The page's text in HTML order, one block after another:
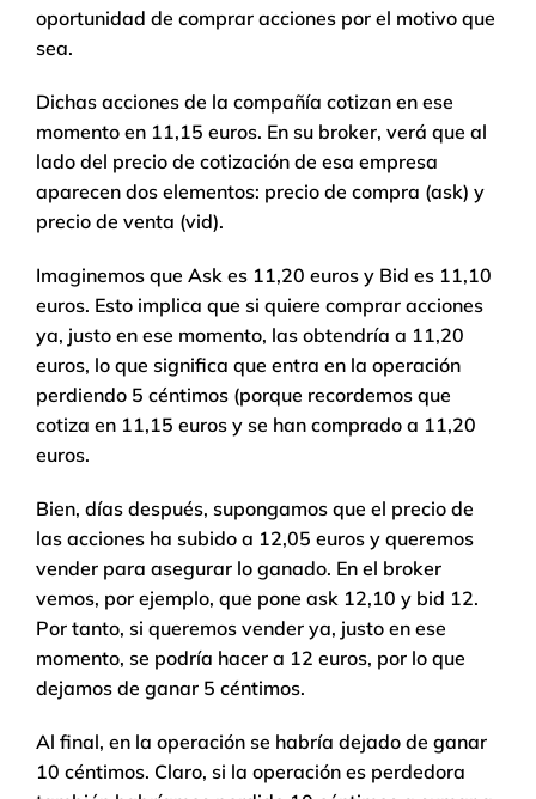
oportunidad de comprar acciones por el motivo que
sea.
Dichas acciones de la compañía cotizan en ese
momento en 11,15 euros. En su broker, verá que al
lado del precio de cotización de esa empresa
aparecen dos elementos: precio de compra (ask) y
precio de venta (vid).
Imaginemos que Ask es 11,20 euros y Bid es 11,10
euros. Esto implica que si quiere comprar acciones
ya, justo en ese momento, las obtendría a 11,20
euros, lo que significa que entra en la operación
perdiendo 5 céntimos (porque recordemos que
cotiza en 11,15 euros y se han comprado a 11,20
euros.
Bien, días después, supongamos que el precio de
las acciones ha subido a 12,05 euros y queremos
vender para asegurar lo ganado. En el broker
vemos, por ejemplo, que pone ask 12,10 y bid 12.
Por tanto, si queremos vender ya, justo en ese
momento, se podría hacer a 12 euros, por lo que
dejamos de ganar 5 céntimos.
Al final, en la operación se habría dejado de ganar
10 céntimos. Claro, si la operación es perdedora